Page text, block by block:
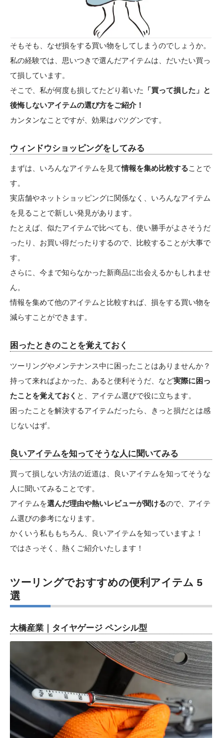
そもそも、なぜ損をする買い物をしてしまうのでしょうか。
私の経験では、思いつきで選んだアイテムは、だいたい買っ
て損しています。
そこで、私が何度も損してたどり着いた
「買って損した」と
後悔しないアイテムの選び方をご紹介！
カンタンなことですが、効果はバツグンです。
ウィンドウショッピングをしてみる
まずは、いろんなアイテムを見て情報を集め比較することで
す。
実店舗やネットショッピングに関係なく、いろんなアイテム
を見ることで新しい発見があります。
たとえば、似たアイテムで比べても、使い勝手がよさそうだ
ったり、お買い得だったりするので、比較することが大事で
す。
さらに、今まで知らなかった新商品に出会えるかもしれませ
ん。
情報を集めて他のアイテムと比較すれば、損をする買い物を
減らすことができます。
困ったときのことを覚えておく
ツーリングやメンテナンス中に困ったことはありませんか？
持って来ればよかった、あると便利そうだ、など実際に困っ
たことを覚えておく と、アイテム選びで役に立ちます。
困ったことを解決するアイテムだったら、きっと損だとは感
じないはず。
良いアイテムを知ってそうな人に聞いてみる
買って損しない方法の近道は、良いアイテムを知ってそうな
人に聞いてみることです。
アイテムを選んだ理由や熱いレビューが聞けるので、アイテ
ム選びの参考になります。
かくいう私ももちろん、良いアイテムを知っていますよ！
ではさっそく、熱くご紹介いたします！
ツーリングでおすすめの便利アイテム 5
選
大橋産業｜タイヤゲージ ペンシル型